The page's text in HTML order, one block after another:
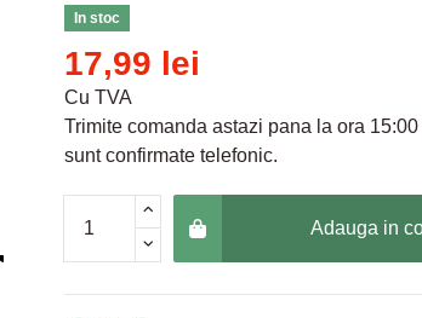
In stoc
17,99 lei
Cu TVA
Trimite comanda astazi pana la ora
sunt confirmate telefonic.
Adauga in